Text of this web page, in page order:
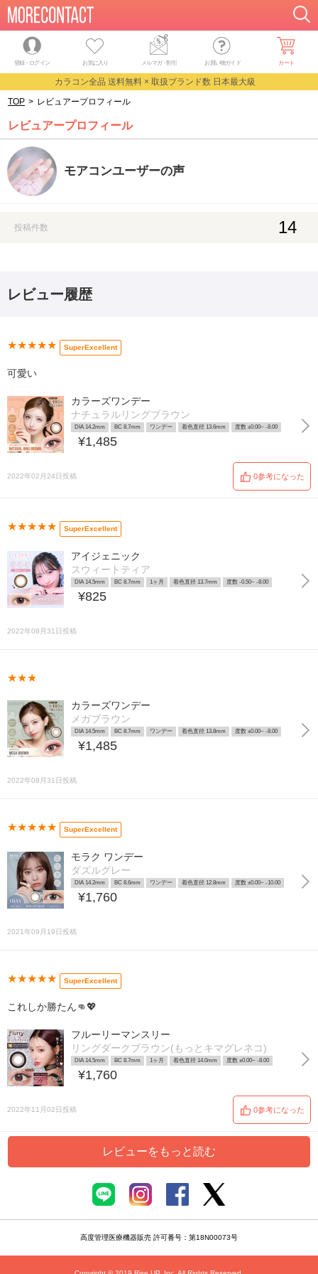
登録・ログイン お気に入り メルマガ・割引 お買い物ガイド カート
カラコン全品 送料無料 × 取扱ブランド数 日本最大級
TOP > レビュアープロフィール
レビュアープロフィール
モアコンユーザーの声
投稿件数 14
レビュー履歴
★★★★★ SuperExcellent
可愛い
カラーズワンデー
ナチュラルリングブラウン
DIA 14.2mm BC 8.7mm ワンデー 着色直径 13.6mm 度数 ±0.00~ -8.00
¥1,485
2022年02月24日投稿 0参考になった
★★★★★ SuperExcellent
アイジェニック
スウィートティア
DIA 14.5mm BC 8.7mm 1ヶ月 着色直径 13.7mm 度数 -0.50~ -8.00
¥825
2022年08月31日投稿
★★★
カラーズワンデー
メガブラウン
DIA 14.5mm BC 8.7mm ワンデー 着色直径 13.8mm 度数 ±0.00~ -8.00
¥1,485
2022年08月31日投稿
★★★★★ SuperExcellent
モラク ワンデー
ダズルグレー
DIA 14.2mm BC 8.6mm ワンデー 着色直径 12.8mm 度数 ±0.00~ -10.00
¥1,760
2021年09月19日投稿
★★★★★ SuperExcellent
これしか勝たん👊💖
フルーリーマンスリー
リングダークブラウン(もっとキマグレネコ)
DIA 14.5mm BC 8.7mm 1ヶ月 着色直径 14.0mm 度数 ±0.00~ -8.00
¥1,760
2022年11月02日投稿 0参考になった
レビューをもっと読む
高度管理医療機器販売 許可番号：第18N00073号